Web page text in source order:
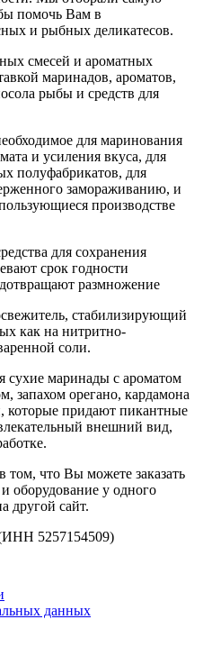
помочь Вам в
и рыбных деликатесов.
смесей и ароматных
маринадов, ароматов,
рыбы и средств для
для маринования
и усиления вкуса, для
полуфабрикатов, для
замораживанию, и
производстве
для сохранения
срок годности
размножение
стабилизирующий
как на нитритно-
соли.
сухие маринады с ароматом
запахом орегано, кардамона
которые придают пикантные
внешний вид,
что Вы можете заказать
оборудование у одного
другой сайт.
5257154509)
данных